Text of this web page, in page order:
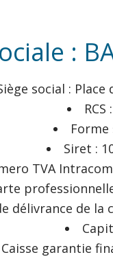
:
social : Place
Forme
Siret :
TVA
délivrance de la
Caisse garantie